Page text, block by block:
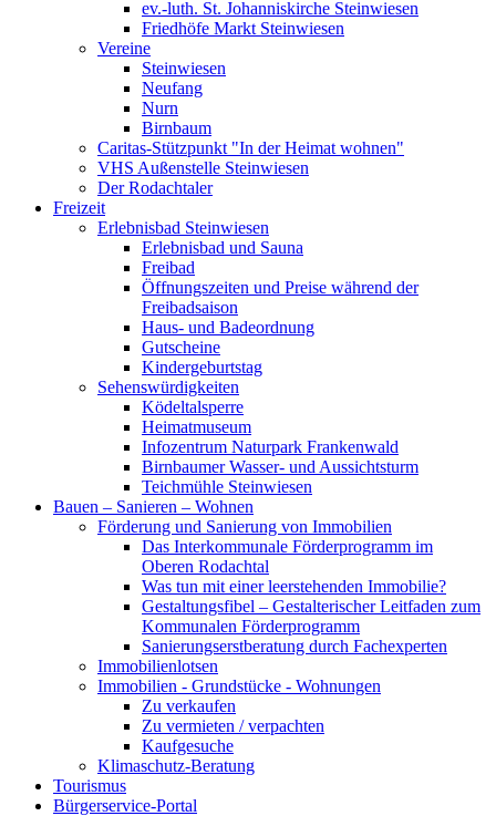
ev.-luth. St. Johanniskirche Steinwiesen
Friedhöfe Markt Steinwiesen
Vereine
Steinwiesen
Neufang
Nurn
Birnbaum
Caritas-Stützpunkt "In der Heimat wohnen"
VHS Außenstelle Steinwiesen
Der Rodachtaler
Freizeit
Erlebnisbad Steinwiesen
Erlebnisbad und Sauna
Freibad
Öffnungszeiten und Preise während der
Freibadsaison
Haus- und Badeordnung
Gutscheine
Kindergeburtstag
Sehenswürdigkeiten
Ködeltalsperre
Heimatmuseum
Infozentrum Naturpark Frankenwald
Birnbaumer Wasser- und Aussichtsturm
Teichmühle Steinwiesen
Bauen – Sanieren – Wohnen
Förderung und Sanierung von Immobilien
Das Interkommunale Förderprogramm im
Oberen Rodachtal
Was tun mit einer leerstehenden Immobilie?
Gestaltungsfibel – Gestalterischer Leitfaden zum
Kommunalen Förderprogramm
Sanierungserstberatung durch Fachexperten
Immobilienlotsen
Immobilien - Grundstücke - Wohnungen
Zu verkaufen
Zu vermieten / verpachten
Kaufgesuche
Klimaschutz-Beratung
Tourismus
Bürgerservice-Portal